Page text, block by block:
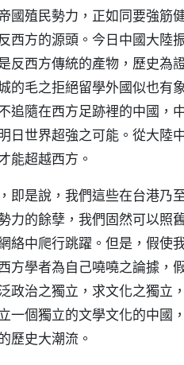
國殖民勢力，正如同要強筋
西方的源頭。今日中國大陸
反西方傳統的產物，歷史為
的毛之拒絕留學外國似也有
追隨在西方足跡裡的中國，
日世界超強之可能。從大陸
能超越西方。
即是說，我們這些在台港乃
力的餘孽，我們固然可以照
絡中爬行跳躍。但是，假使
方學者為自己嘵嘵之論據，
政治之獨立，求文化之獨立
一個獨立的文學文化的中國
歷史大潮流。